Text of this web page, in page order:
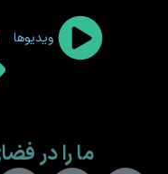
ویدیوها
ما را در